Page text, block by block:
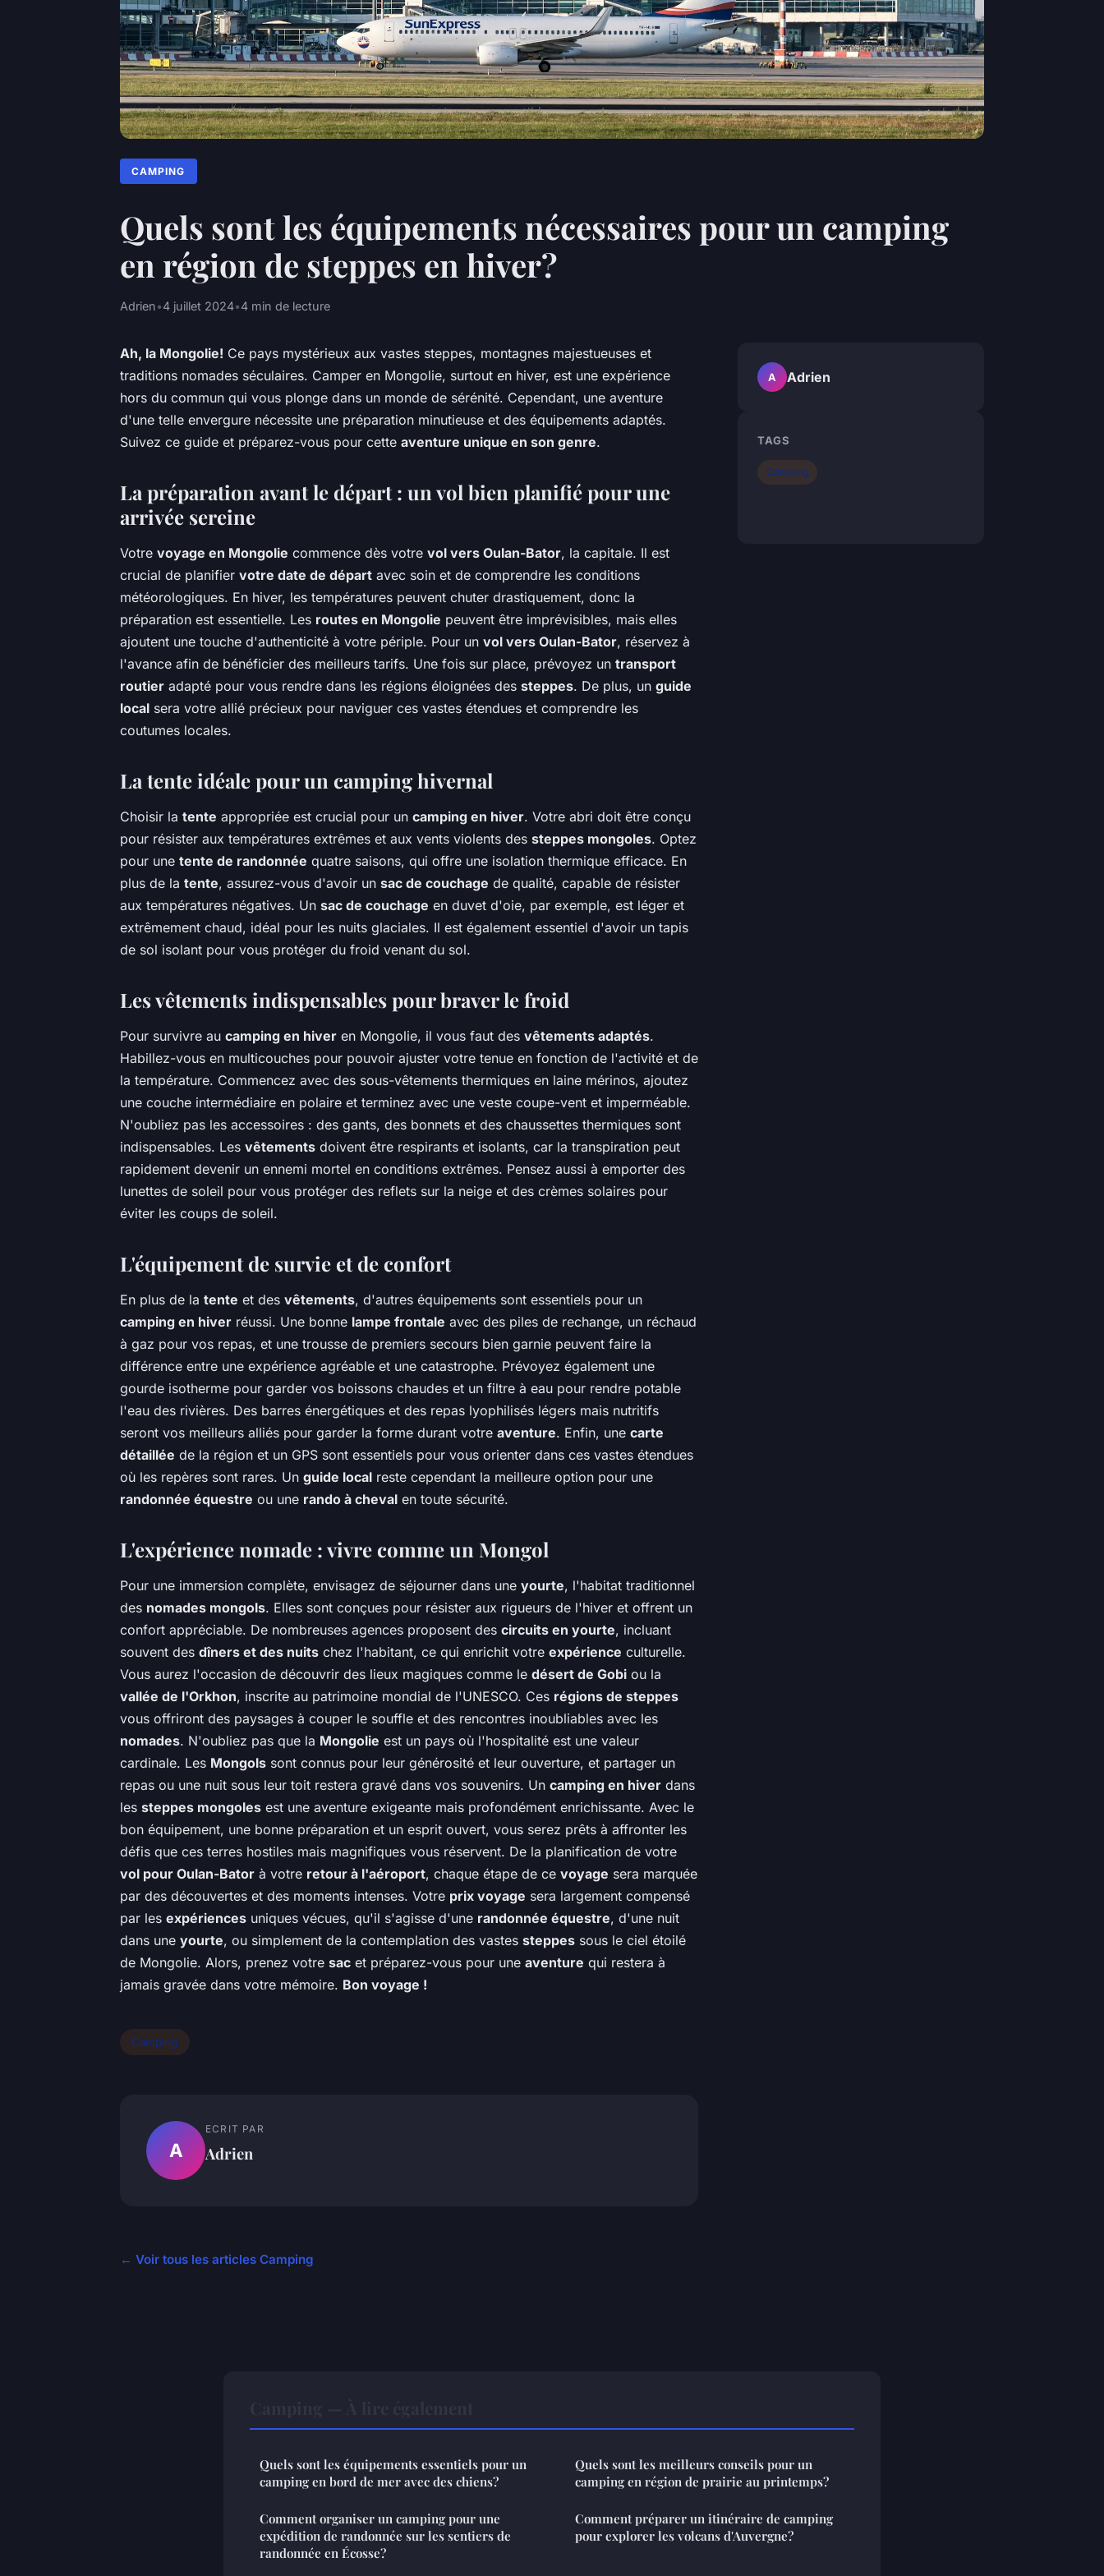
CAMPING
Quels sont les équipements nécessaires pour un camping
en région de steppes en hiver?
Adrien•4 juillet 2024•4 min de lecture
Ah, la Mongolie! Ce pays mystérieux aux vastes steppes, montagnes majestueuses et
traditions nomades séculaires. Camper en Mongolie, surtout en hiver, est une expérience
hors du commun qui vous plonge dans un monde de sérénité. Cependant, une aventure
d'une telle envergure nécessite une préparation minutieuse et des équipements adaptés.
Suivez ce guide et préparez-vous pour cette aventure unique en son genre.
La préparation avant le départ : un vol bien planifié pour une
arrivée sereine
Votre voyage en Mongolie commence dès votre vol vers Oulan-Bator, la capitale. Il est
crucial de planifier votre date de départ avec soin et de comprendre les conditions
météorologiques. En hiver, les températures peuvent chuter drastiquement, donc la
préparation est essentielle. Les routes en Mongolie peuvent être imprévisibles, mais elles
ajoutent une touche d'authenticité à votre périple. Pour un vol vers Oulan-Bator, réservez à
l'avance afin de bénéficier des meilleurs tarifs. Une fois sur place, prévoyez un transport
routier adapté pour vous rendre dans les régions éloignées des steppes. De plus, un guide
local sera votre allié précieux pour naviguer ces vastes étendues et comprendre les
coutumes locales.
La tente idéale pour un camping hivernal
Choisir la tente appropriée est crucial pour un camping en hiver. Votre abri doit être conçu
pour résister aux températures extrêmes et aux vents violents des steppes mongoles. Optez
pour une tente de randonnée quatre saisons, qui offre une isolation thermique efficace. En
plus de la tente, assurez-vous d'avoir un sac de couchage de qualité, capable de résister
aux températures négatives. Un sac de couchage en duvet d'oie, par exemple, est léger et
extrêmement chaud, idéal pour les nuits glaciales. Il est également essentiel d'avoir un tapis
de sol isolant pour vous protéger du froid venant du sol.
Les vêtements indispensables pour braver le froid
Pour survivre au camping en hiver en Mongolie, il vous faut des vêtements adaptés.
Habillez-vous en multicouches pour pouvoir ajuster votre tenue en fonction de l'activité et de
la température. Commencez avec des sous-vêtements thermiques en laine mérinos, ajoutez
une couche intermédiaire en polaire et terminez avec une veste coupe-vent et imperméable.
N'oubliez pas les accessoires : des gants, des bonnets et des chaussettes thermiques sont
indispensables. Les vêtements doivent être respirants et isolants, car la transpiration peut
rapidement devenir un ennemi mortel en conditions extrêmes. Pensez aussi à emporter des
lunettes de soleil pour vous protéger des reflets sur la neige et des crèmes solaires pour
éviter les coups de soleil.
L'équipement de survie et de confort
En plus de la tente et des vêtements, d'autres équipements sont essentiels pour un
camping en hiver réussi. Une bonne lampe frontale avec des piles de rechange, un réchaud
à gaz pour vos repas, et une trousse de premiers secours bien garnie peuvent faire la
différence entre une expérience agréable et une catastrophe. Prévoyez également une
gourde isotherme pour garder vos boissons chaudes et un filtre à eau pour rendre potable
l'eau des rivières. Des barres énergétiques et des repas lyophilisés légers mais nutritifs
seront vos meilleurs alliés pour garder la forme durant votre aventure. Enfin, une carte
détaillée de la région et un GPS sont essentiels pour vous orienter dans ces vastes étendues
où les repères sont rares. Un guide local reste cependant la meilleure option pour une
randonnée équestre ou une rando à cheval en toute sécurité.
L'expérience nomade : vivre comme un Mongol
Pour une immersion complète, envisagez de séjourner dans une yourte, l'habitat traditionnel
des nomades mongols. Elles sont conçues pour résister aux rigueurs de l'hiver et offrent un
confort appréciable. De nombreuses agences proposent des circuits en yourte, incluant
souvent des dîners et des nuits chez l'habitant, ce qui enrichit votre expérience culturelle.
Vous aurez l'occasion de découvrir des lieux magiques comme le désert de Gobi ou la
vallée de l'Orkhon, inscrite au patrimoine mondial de l'UNESCO. Ces régions de steppes
vous offriront des paysages à couper le souffle et des rencontres inoubliables avec les
nomades. N'oubliez pas que la Mongolie est un pays où l'hospitalité est une valeur
cardinale. Les Mongols sont connus pour leur générosité et leur ouverture, et partager un
repas ou une nuit sous leur toit restera gravé dans vos souvenirs. Un camping en hiver dans
les steppes mongoles est une aventure exigeante mais profondément enrichissante. Avec le
bon équipement, une bonne préparation et un esprit ouvert, vous serez prêts à affronter les
défis que ces terres hostiles mais magnifiques vous réservent. De la planification de votre
vol pour Oulan-Bator à votre retour à l'aéroport, chaque étape de ce voyage sera marquée
par des découvertes et des moments intenses. Votre prix voyage sera largement compensé
par les expériences uniques vécues, qu'il s'agisse d'une randonnée équestre, d'une nuit
dans une yourte, ou simplement de la contemplation des vastes steppes sous le ciel étoilé
de Mongolie. Alors, prenez votre sac et préparez-vous pour une aventure qui restera à
jamais gravée dans votre mémoire. Bon voyage !
Camping
A
ECRIT PAR
Adrien
← Voir tous les articles Camping
A Adrien
TAGS
Camping
Quels sont les équipements essentiels pour un
camping en bord de mer avec des chiens?
Comment organiser un camping pour une
expédition de randonnée sur les sentiers de
randonnée en Écosse?
Quels sont les meilleurs conseils pour un
camping en région de prairie au printemps?
Comment préparer un itinéraire de camping
pour explorer les volcans d'Auvergne?